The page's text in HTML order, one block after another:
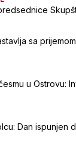
sa
u Ostrovu:
Dan ispunjen